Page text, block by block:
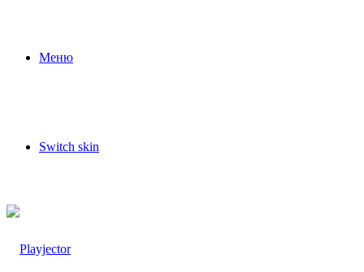
Меню
Switch skin